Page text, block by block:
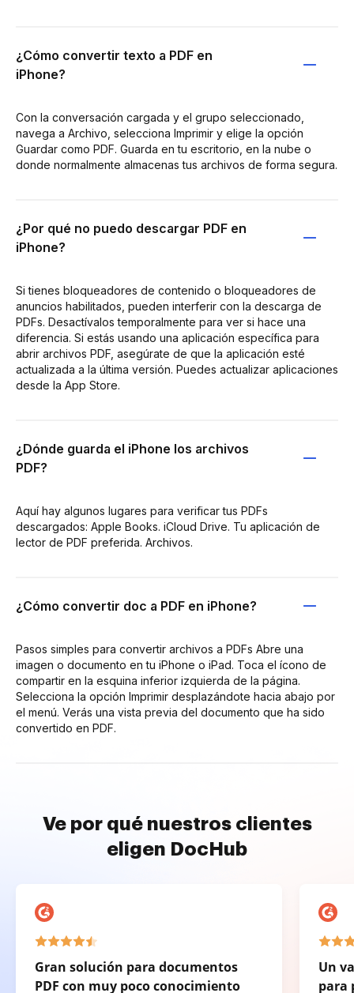
¿Cómo convertir texto a PDF en
iPhone?
Con la conversación cargada y el grupo seleccionado,
navega a Archivo, selecciona Imprimir y elige la opción
Guardar como PDF. Guarda en tu escritorio, en la nube o
donde normalmente almacenas tus archivos de forma segura.
¿Por qué no puedo descargar PDF en
iPhone?
Si tienes bloqueadores de contenido o bloqueadores de
anuncios habilitados, pueden interferir con la descarga de
PDFs. Desactívalos temporalmente para ver si hace una
diferencia. Si estás usando una aplicación específica para
abrir archivos PDF, asegúrate de que la aplicación esté
actualizada a la última versión. Puedes actualizar aplicaciones
desde la App Store.
¿Dónde guarda el iPhone los archivos
PDF?
Aquí hay algunos lugares para verificar tus PDFs
descargados: Apple Books. iCloud Drive. Tu aplicación de
lector de PDF preferida. Archivos.
¿Cómo convertir doc a PDF en iPhone?
Pasos simples para convertir archivos a PDFs Abre una
imagen o documento en tu iPhone o iPad. Toca el ícono de
compartir en la esquina inferior izquierda de la página.
Selecciona la opción Imprimir desplazándote hacia abajo por
el menú. Verás una vista previa del documento que ha sido
convertido en PDF.
Ve por qué nuestros clientes
eligen DocHub
Gran solución para documentos
PDF con muy poco conocimiento
Un
para